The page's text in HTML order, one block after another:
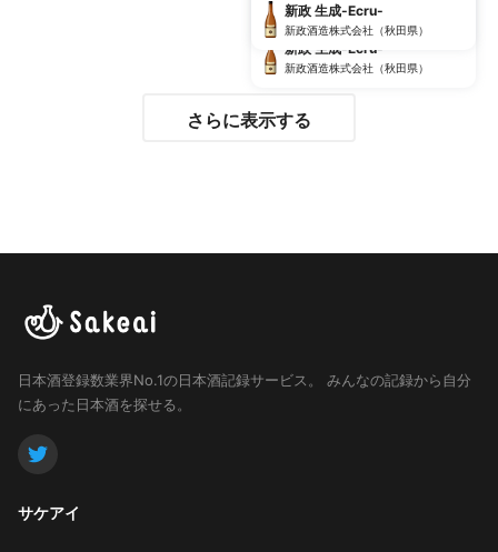
乾杯数：6 投稿日：1月3日
新政 生成-Ecru-
新政酒造株式会社（秋田県）
新政 生成-Ecru-
新政酒造株式会社（秋田県）
さらに表示する
日本酒登録数業界No.1の日本酒記録サービス。
みんなの記録から自分
にあった日本酒を探せる。
サケアイ